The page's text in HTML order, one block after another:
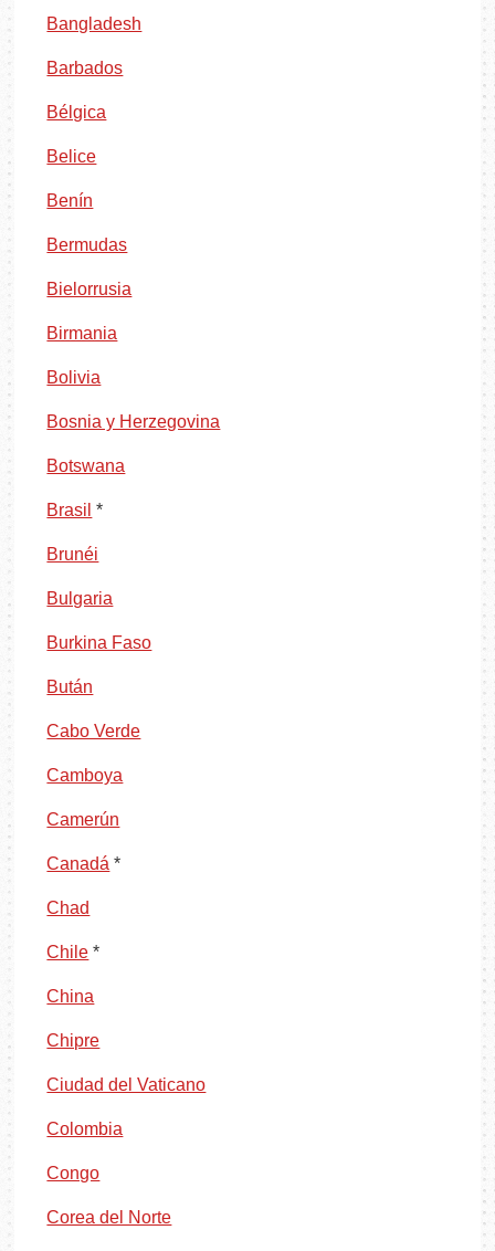
Bangladesh
Barbados
Bélgica
Belice
Benín
Bermudas
Bielorrusia
Birmania
Bolivia
Bosnia y Herzegovina
Botswana
Brasil *
Brunéi
Bulgaria
Burkina Faso
Bután
Cabo Verde
Camboya
Camerún
Canadá *
Chad
Chile *
China
Chipre
Ciudad del Vaticano
Colombia
Congo
Corea del Norte